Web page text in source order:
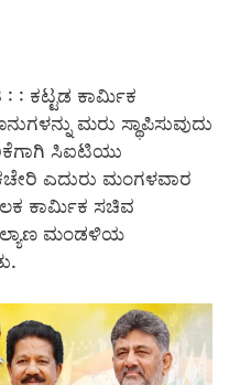
: ಕಟ್ಟಡ ಕಾರ್ಮಿಕ
ಮರು ಸ್ಥಾಪಿಸುವುದು
ಸಿಐಟಿಯು
ಎದುರು ಮಂಗಳವಾರ
ಕಾರ್ಮಿಕ ಸಚಿವ
ಮಂಡಳಿಯ